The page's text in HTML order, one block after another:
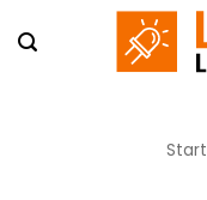
Inhalt
Start